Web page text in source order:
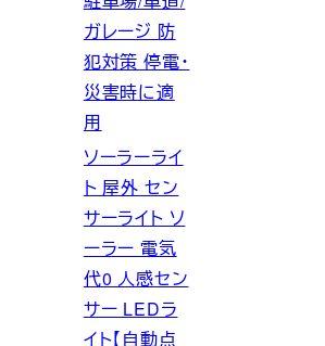
ガレージ 防
犯対策 停電・
災害時に適
用
ソーラーライ
ト 屋外 セン
サーライト ソ
ーラー 電気
代0 人感セン
サー LEDラ
イト【自動点